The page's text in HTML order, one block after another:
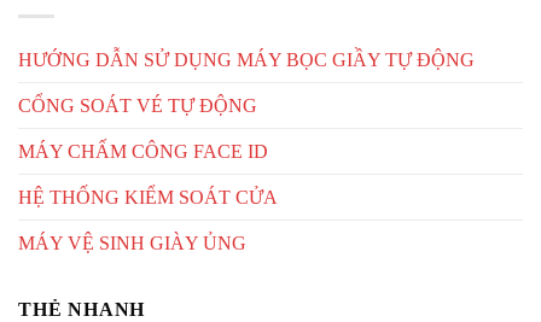
HƯỚNG DẪN SỬ DỤNG MÁY BỌC GIẦY TỰ ĐỘNG
CỔNG SOÁT VÉ TỰ ĐỘNG
MÁY CHẤM CÔNG FACE ID
HỆ THỐNG KIỂM SOÁT CỬA
MÁY VỆ SINH GIÀY ỦNG
THẺ NHANH